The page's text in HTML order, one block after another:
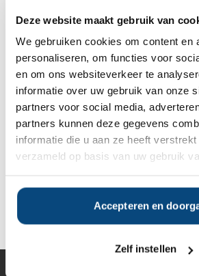
Deze website maakt gebruik van
We gebruiken cookies om content en
personaliseren, om functies voor
en om ons websiteverkeer te
informatie over uw gebruik van onze
partners voor social media,
partners kunnen deze gegevens
informatie die u aan ze heeft
verzameld op basis van uw gebruik
Accepteren en
Zelf instellen
Gratis Selectierapport
Anderen bekeken ook:
€1.000.000
Vanaf
€1.000.000
Deel op LinkedIn